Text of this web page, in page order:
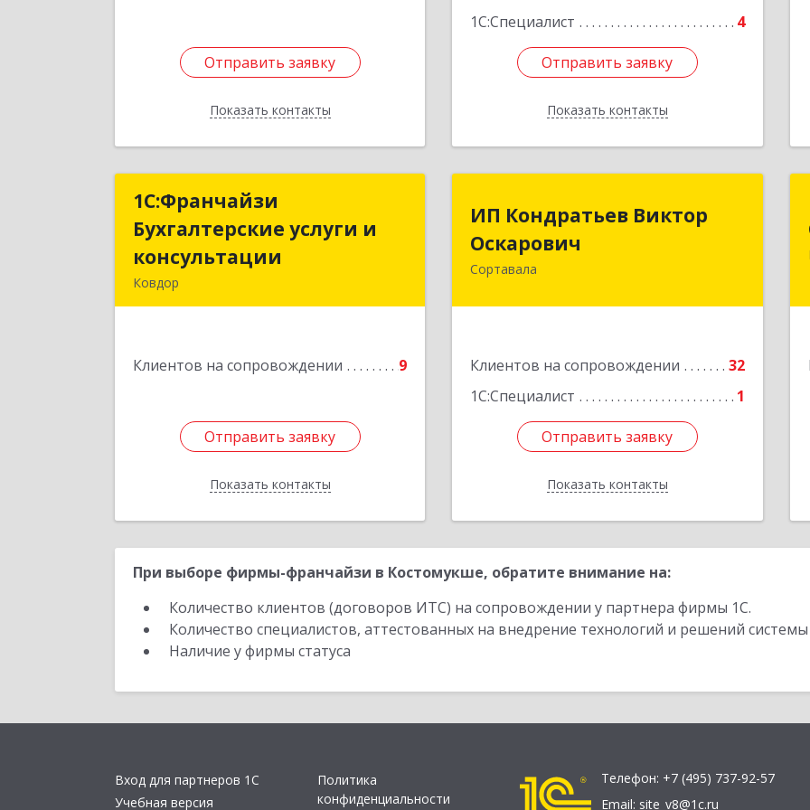
Отправить заявку
Показать контакты
Отправить заявку
Назад
1С:Специалист
4
Отправить заявку
Показать контакты
Отправить заявку
Назад
1С:Франчайзи
Бухгалтерские услуги и
консультации
Ковдор
Клиентов на сопровождении 9
Отправить заявку
Показать контакты
1С:Франчайзи
Бухгалтерские услуги и
консультации
Отправить заявку
Назад
ИП Кондратьев Виктор
Оскарович
Сортавала
Клиентов на сопровождении
32
1С:Специалист
1
Отправить заявку
Показать контакты
Оскарович
186790, Карелия Респ, Сортавала г,
Отправить заявку
Назад
При выборе фирмы-франчайзи в Костомукше, обратите внимание на:
Количество клиентов (договоров ИТС) на сопровождении у партнера фирмы 1С.
Количество специалистов, аттестованных на внедрение технологий и решений
Наличие у фирмы статуса
Вход для партнеров 1С
Учебная версия
Политика
конфиденциальности
Телефон: +7 (495) 737-92-57
Email: site_v8@1c.ru